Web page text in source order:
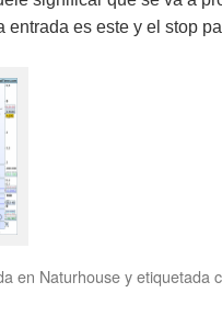
entrada es este y el stop
en Naturhousey etiquetada